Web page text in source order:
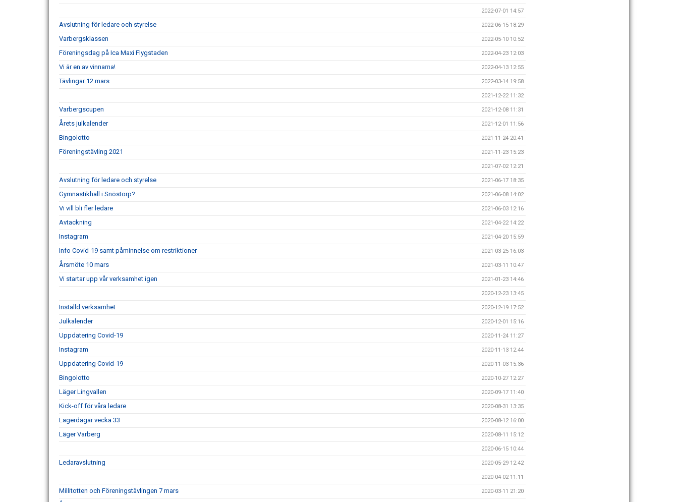
2022-07-01 14:57
Avslutning för ledare och styrelse 2022-06-15 18:29
Varbergsklassen 2022-05-10 10:52
Föreningsdag på Ica Maxi Flygstaden 2022-04-23 12:03
Vi är en av vinnarna! 2022-04-13 12:55
Tävlingar 12 mars 2022-03-14 19:58
2021-12-22 11:32
Varbergscupen 2021-12-08 11:31
Årets julkalender 2021-12-01 11:56
Bingolotto 2021-11-24 20:41
Föreningstävling 2021 2021-11-23 15:23
2021-07-02 12:21
Avslutning för ledare och styrelse 2021-06-17 18:35
Gymnastikhall i Snöstorp? 2021-06-08 14:02
Vi vill bli fler ledare 2021-06-03 12:16
Avtackning 2021-04-22 14:22
Instagram 2021-04-20 15:59
Info Covid-19 samt påminnelse om restriktioner 2021-03-25 16:03
Årsmöte 10 mars 2021-03-11 10:47
Vi startar upp vår verksamhet igen 2021-01-23 14:46
2020-12-23 13:45
Inställd verksamhet 2020-12-19 17:52
Julkalender 2020-12-01 15:16
Uppdatering Covid-19 2020-11-24 11:27
Instagram 2020-11-13 12:44
Uppdatering Covid-19 2020-11-03 15:36
Bingolotto 2020-10-27 12:27
Läger Lingvallen 2020-09-17 11:40
Kick-off för våra ledare 2020-08-31 13:35
Lägerdagar vecka 33 2020-08-12 16:00
Läger Varberg 2020-08-11 15:12
2020-06-15 10:44
Ledaravslutning 2020-05-29 12:42
2020-04-02 11:11
Millitotten och Föreningstävlingen 7 mars 2020-03-11 21:20